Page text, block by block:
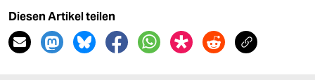
Diesen Artikel teilen